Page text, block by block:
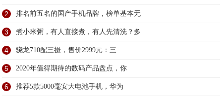
2 排名前五名的国产手机品牌，榜单基本无
3 煮小米粥，有人直接煮，有人先清洗？多
4 骁龙710配三摄，售价2999元：三
5 2020年值得期待的数码产品盘点，你
6 推荐5款5000毫安大电池手机，华为